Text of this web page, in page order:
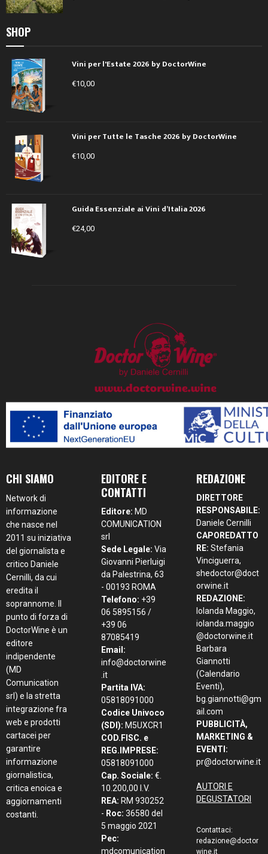
SHOP
Vini per l'Estate 2026 by DoctorWine
€10,00
Vini per Tutte le Tasche 2026 by DoctorWine
€10,00
Guida Essenziale ai Vini d’Italia 2026
€24,00
CHI SIAMO
Network di
informazione
che nasce nel
2011 su iniziativa
del giornalista e
critico Daniele
Cernilli, da cui
eredita il
soprannome. Il
punto di forza di
DoctorWine è un
editore
indipendente
(MD
Comunication
srl) e la stretta
integrazione fra
web e prodotti
cartacei per
garantire
informazione
giornalistica,
critica enoica e
aggiornamenti
costanti.
EDITORE E
CONTATTI
Editore: MD
COMUNICATION
srl
Sede Legale: Via
Giovanni Pierluigi
da Palestrina, 63
- 00193 ROMA
Telefono: +39
06 5895156 /
+39 06
87085419
Email:
info@doctorwine
.it
Partita IVA:
05818091000
Codice Univoco
(SDI): M5UXCR1
COD.FISC. e
REG.IMPRESE:
05818091000
Cap. Sociale: €.
10.200,00 I.V.
REA: RM 930252
- Roc: 36580 del
5 maggio 2021
Pec:
mdcomunication
REDAZIONE
DIRETTORE
RESPONSABILE:
Daniele Cernilli
CAPOREDATTO
RE: Stefania
Vinciguerra,
shedoctor@doct
orwine.it
REDAZIONE:
Iolanda Maggio,
iolanda.maggio
@doctorwine.it
Barbara
Giannotti
(Calendario
Eventi),
bg.giannotti@gm
ail.com
PUBBLICITÀ,
MARKETING &
EVENTI:
pr@doctorwine.it
AUTORI E
DEGUSTATORI
Contattaci:
redazione@doctor
wine.it